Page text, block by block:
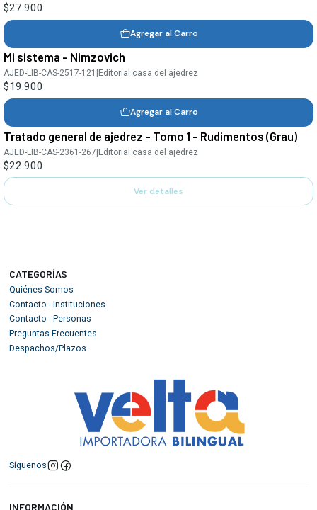
$27.900
Agregar al Carro
Mi sistema - Nimzovich
AJED-LIB-CAS-2517-121 Editorial casa del ajedrez
$19.900
Agregar al Carro
Agotado
Tratado general de ajedrez - Tomo 1 - Rudimentos (Grau)
AJED-LIB-CAS-2361-267|Editorial casa del ajedrez
$22.900
Ver detalles
CATEGORÍAS
Quiénes Somos
Contacto - Instituciones
Contacto - Personas
Preguntas Frecuentes
Despachos/Plazos
Síguenos
INFORMACIÓN